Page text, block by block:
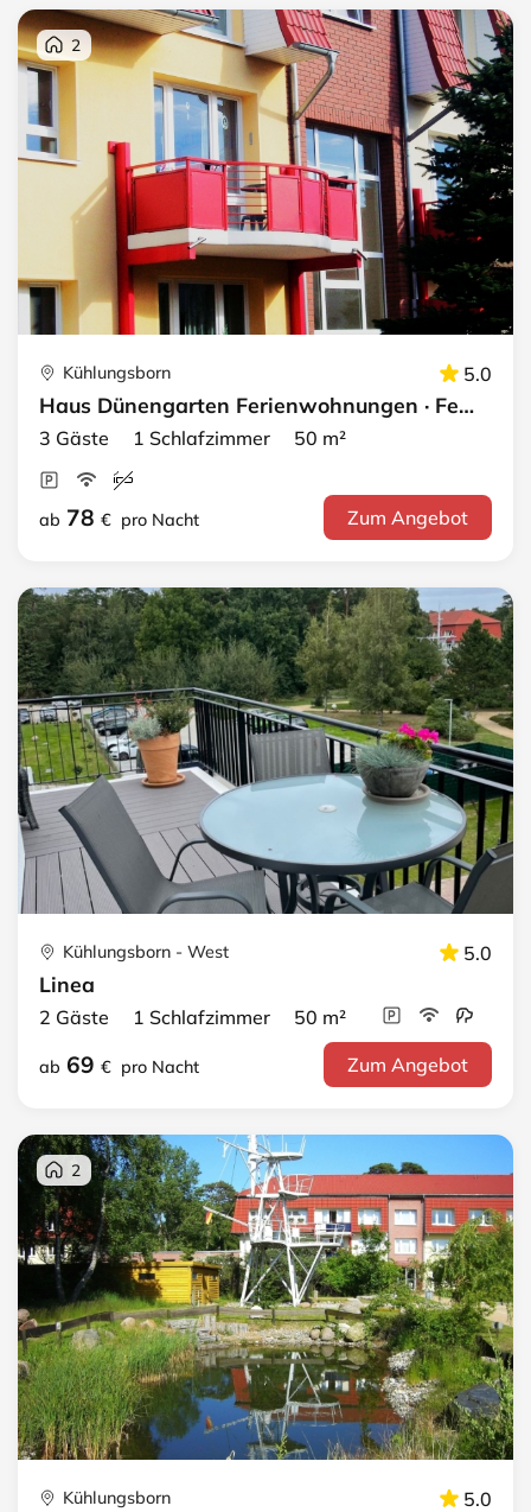
2
Kühlungsborn 5.0
Haus Dünengarten Ferienwohnungen · FeWo 23
3 Gäste 1 Schlafzimmer 50 m²
ab 78 € pro Nacht Zum Angebot
Kühlungsborn - West 5.0
Linea
2 Gäste 1 Schlafzimmer 50 m²
ab 69 € pro Nacht Zum Angebot
2
Kühlungsborn 5.0